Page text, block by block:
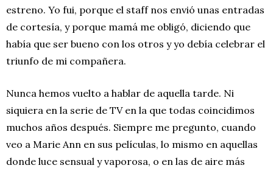
estreno. Yo fui, porque el staff nos envió unas entradas
de cortesía, y porque mamá me obligó, diciendo que
había que ser bueno con los otros y yo debía celebrar el
triunfo de mi compañera.
Nunca hemos vuelto a hablar de aquella tarde. Ni
siquiera en la serie de TV en la que todas coincidimos
muchos años después. Siempre me pregunto, cuando
veo a Marie Ann en sus películas, lo mismo en aquellas
donde luce sensual y vaporosa, o en las de aire más